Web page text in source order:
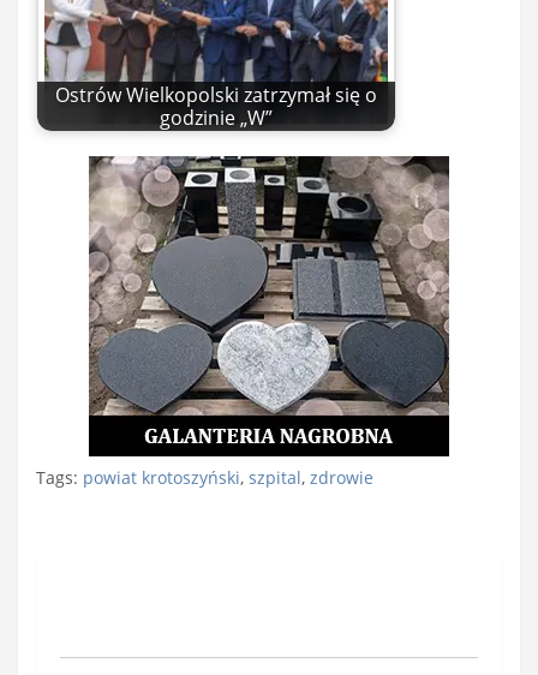
Ostrów Wielkopolski zatrzymał się o
godzinie „W”
Tags: powiat krotoszyński, szpital, zdrowie